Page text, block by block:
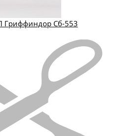
Гриффиндор Сб-553